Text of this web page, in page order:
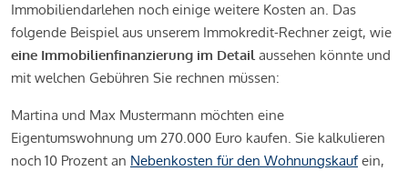
Immobiliendarlehen noch einige weitere Kosten an. Das
folgende Beispiel aus unserem Immokredit-Rechner zeigt, wie
eine Immobilienfinanzierung im Detail aussehen könnte und
mit welchen Gebühren Sie rechnen müssen:
Martina und Max Mustermann möchten eine
Eigentumswohnung um 270.000 Euro kaufen. Sie kalkulieren
noch 10 Prozent an Nebenkosten für den Wohnungskaufein,